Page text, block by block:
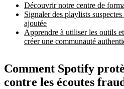
Découvrir notre centre de
Signaler des playlists
ajoutée
Apprendre à utiliser les outils
créer une communauté
Comment Spotify
contre les écoutes